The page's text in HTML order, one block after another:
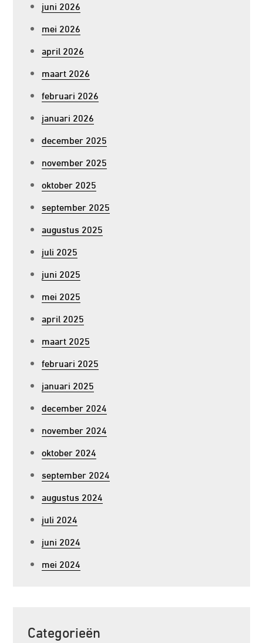
juni 2026
mei 2026
april 2026
maart 2026
februari 2026
januari 2026
december 2025
november 2025
oktober 2025
september 2025
augustus 2025
juli 2025
juni 2025
mei 2025
april 2025
maart 2025
februari 2025
januari 2025
december 2024
november 2024
oktober 2024
september 2024
augustus 2024
juli 2024
juni 2024
mei 2024
Categorieën